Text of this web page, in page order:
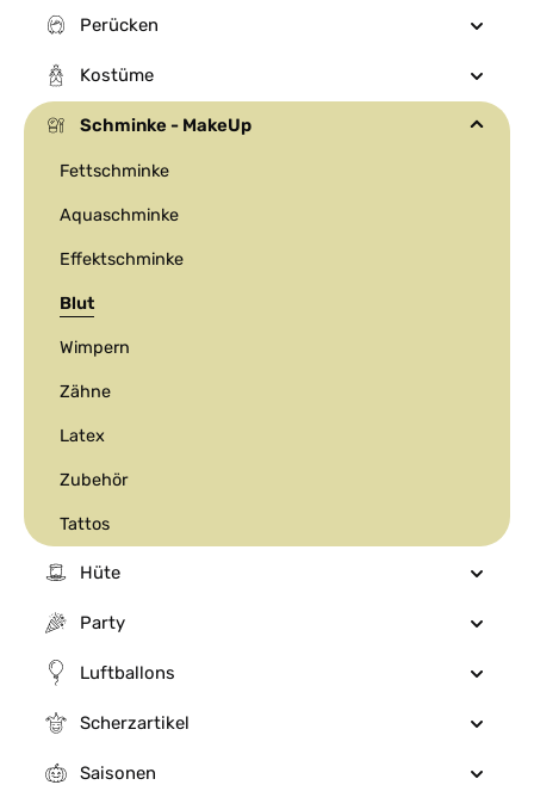
Perücken
Kostüme
Schminke - MakeUp
Fettschminke
Aquaschminke
Effektschminke
Blut
Wimpern
Zähne
Latex
Zubehör
Tattos
Hüte
Party
Luftballons
Scherzartikel
Saisonen